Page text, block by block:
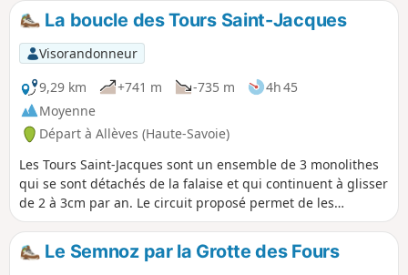
La boucle des Tours Saint-Jacques
Visorandonneur
9,29 km
+741 m -735 m
4h 45
Moyenne
Départ à Allèves (Haute-Savoie)
Les Tours Saint-Jacques sont un ensemble de 3 monolithes
qui se sont détachés de la falaise et qui continuent à glisser
de 2 à 3cm par an. Le circuit proposé permet de les
découvrir sous différents angles, d'en haut et d'en bas. En
chemin, remarquer la voie dallée et les granges en rondins
massifs.Le Semnoz par la Grotte des Fours